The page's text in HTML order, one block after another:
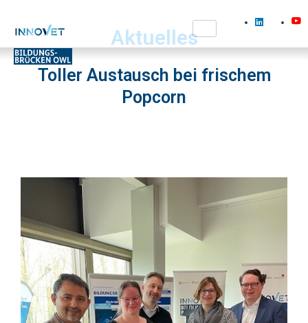
Aktuelles
Toller Austausch bei frischem
Popcorn